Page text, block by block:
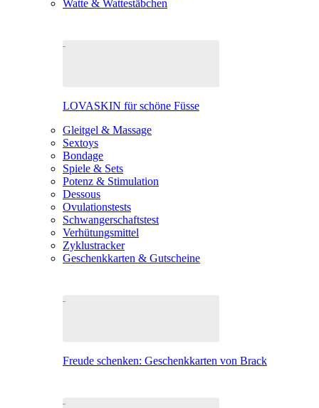
Watte & Wattestäbchen
LOVASKIN für schöne Füsse
Gleitgel & Massage
Sextoys
Bondage
Spiele & Sets
Potenz & Stimulation
Dessous
Ovulationstests
Schwangerschaftstest
Verhütungsmittel
Zyklustracker
Geschenkkarten & Gutscheine
Freude schenken: Geschenkkarten von Brack